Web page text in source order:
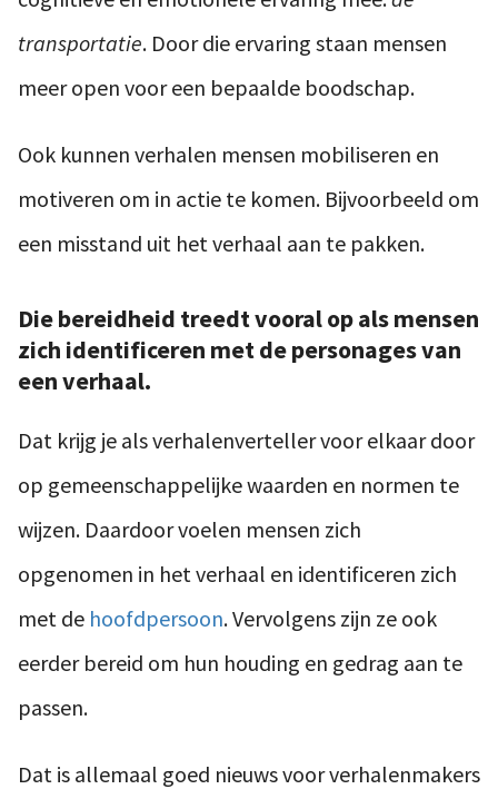
transportatie. Door die ervaring staan mensen
meer open voor een bepaalde boodschap.
Ook kunnen verhalen mensen mobiliseren en
motiveren om in actie te komen. Bijvoorbeeld om
een misstand uit het verhaal aan te pakken.
Die bereidheid treedt vooral op als mensen
zich identificeren met de personages van
een verhaal.
Dat krijg je als verhalenverteller voor elkaar door
op gemeenschappelijke waarden en normen te
wijzen. Daardoor voelen mensen zich
opgenomen in het verhaal en identificeren zich
met de hoofdpersoon. Vervolgens zijn ze ook
eerder bereid om hun houding en gedrag aan te
passen.
Dat is allemaal goed nieuws voor verhalenmakers